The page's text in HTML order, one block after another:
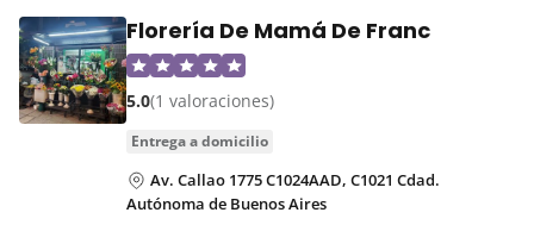
Florería De Mamá De Franc
5.0(1 valoraciones)
entrega a domicilio
Av. Callao 1775 C1024AAD, C1021 Cdad.
Autónoma de Buenos Aires